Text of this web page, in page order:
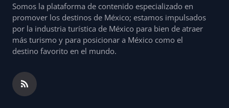
Somos la plataforma de contenido especializado en
promover los destinos de México; estamos impulsados
por la industria turística de México para bien de atraer
más turismo y para posicionar a México como el
destino favorito en el mundo.